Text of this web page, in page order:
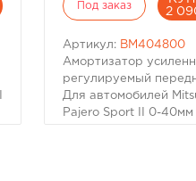
Под заказ
2
Артикул: BM404800
Амортизатор
регулируемый
Для автомобилей
Pajero Sport II 0-40мм